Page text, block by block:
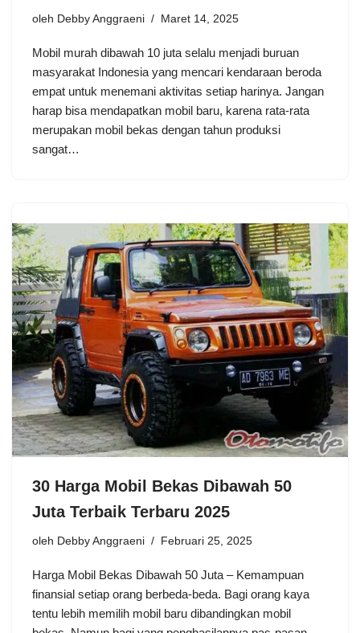
oleh Debby Anggraeni Maret 14, 2025
Mobil murah dibawah 10 juta selalu menjadi buruan
masyarakat Indonesia yang mencari kendaraan beroda
empat untuk menemani aktivitas setiap harinya. Jangan
harap bisa mendapatkan mobil baru, karena rata-rata
merupakan mobil bekas dengan tahun produksi
sangat…
30 Harga Mobil Bekas Dibawah 50
Juta Terbaik Terbaru 2025
oleh Debby Anggraeni Februari 25, 2025
Harga Mobil Bekas Dibawah 50 Juta – Kemampuan
finansial setiap orang berbeda-beda. Bagi orang kaya
tentu lebih memilih mobil baru dibandingkan mobil